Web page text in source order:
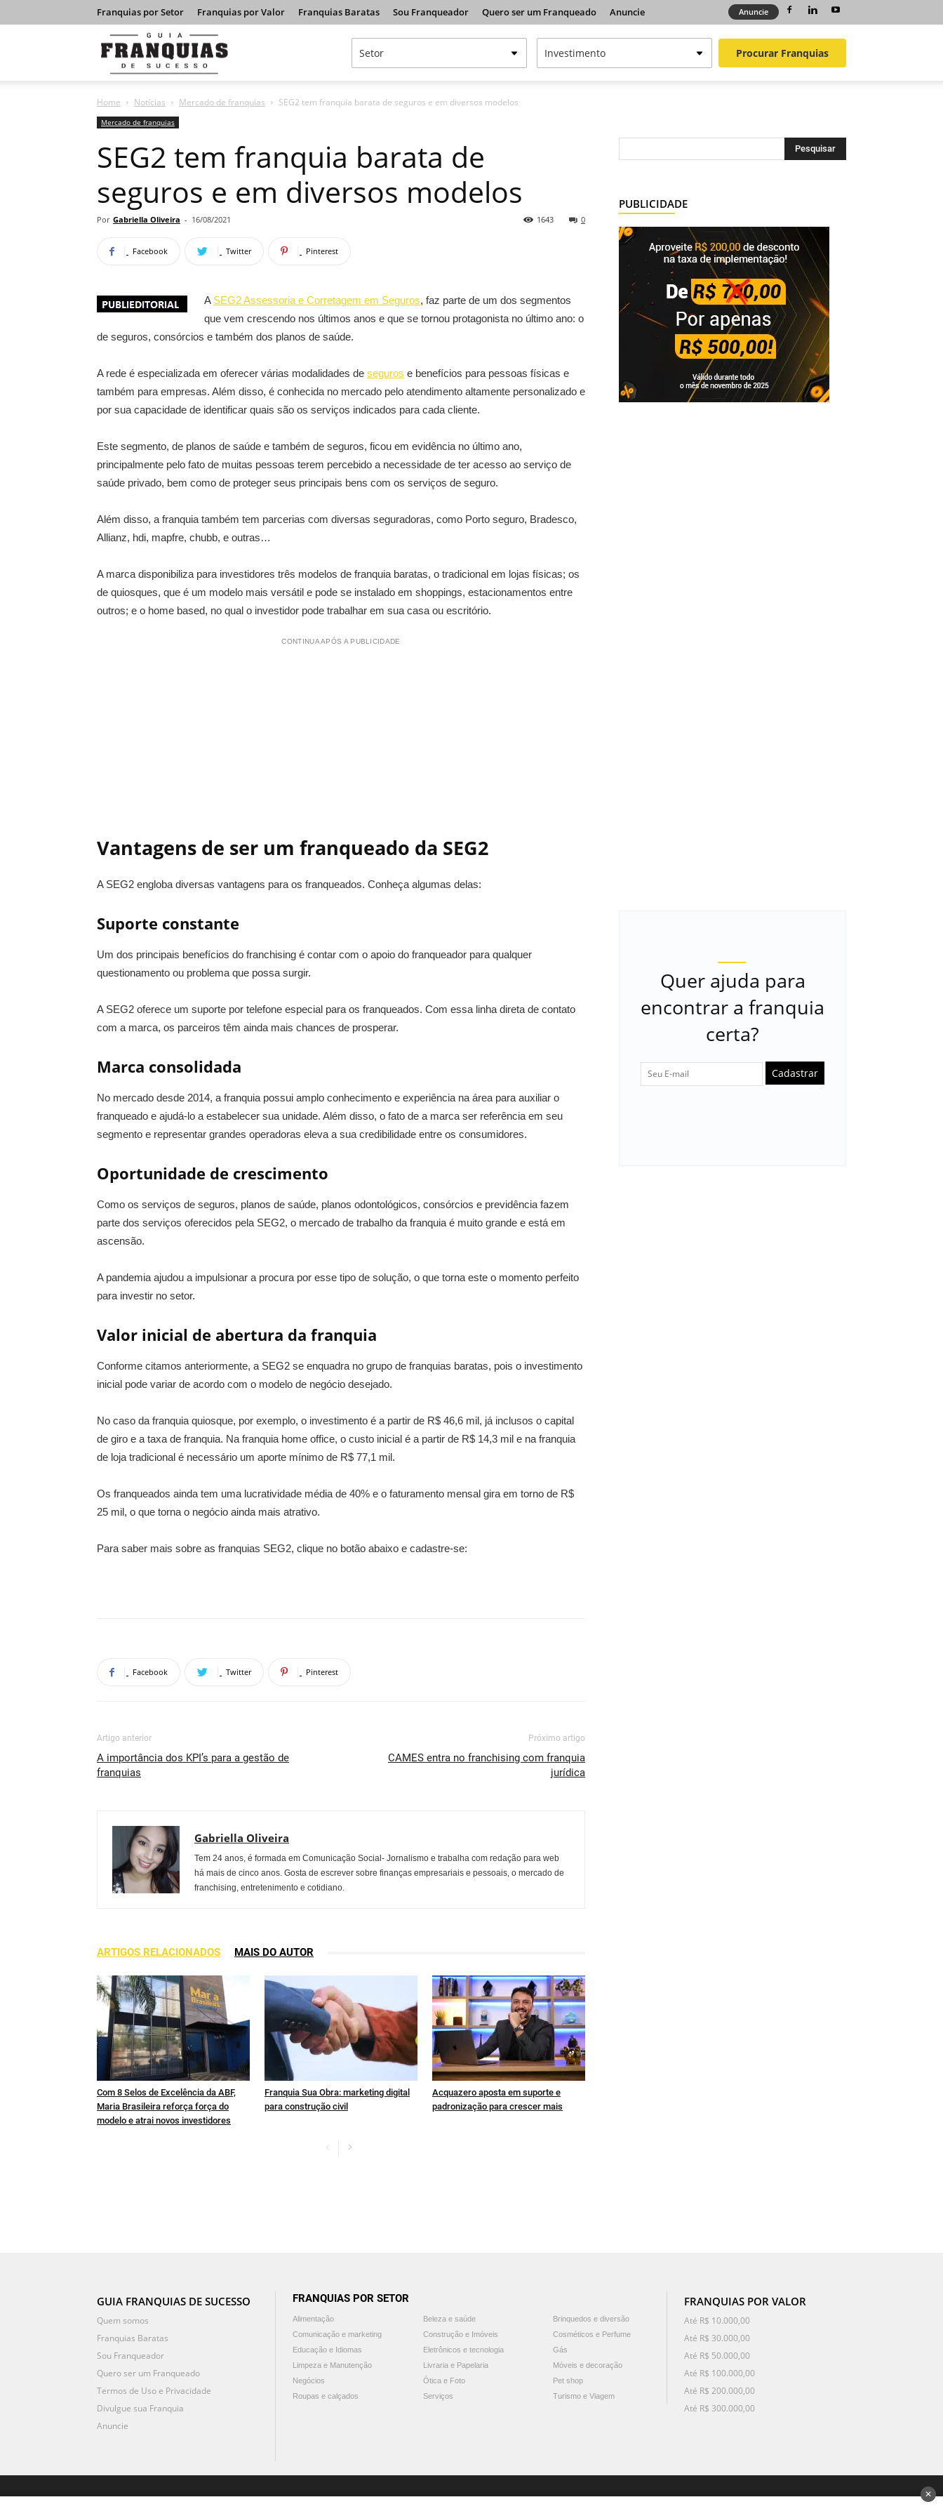
Franquias por Setor Franquias por Valor Franquias Baratas Sou Franqueador Quero ser um Franqueado Anuncie Anuncie
Franquias
Procurar Franquias
Home Notícias Mercado de franquias SEG2 tem franquia barata de seguros e em diversos modelos
Mercado de franquias
SEG2 tem franquia barata de
seguros e em diversos modelos
Por Gabriella Oliveira - 16/08/2021 0
1643
Facebook Twitter Pinterest
A SEG2 Assessoria e Corretagem em Seguros, faz parte de um dos segmentos
que vem crescendo nos últimos anos e que se tornou protagonista no último ano: o
de seguros, consórcios e também dos planos de saúde.
A rede é especializada em oferecer várias modalidades de seguros e benefícios para pessoas físicas e
também para empresas. Além disso, é conhecida no mercado pelo atendimento altamente personalizado e
por sua capacidade de identificar quais são os serviços indicados para cada cliente.
Este segmento, de planos de saúde e também de seguros, ficou em evidência no último ano,
principalmente pelo fato de muitas pessoas terem percebido a necessidade de ter acesso ao serviço de
saúde privado, bem como de proteger seus principais bens com os serviços de seguro.
Além disso, a franquia também tem parcerias com diversas seguradoras, como Porto seguro, Bradesco,
Allianz, hdi, mapfre, chubb, e outras…
A marca disponibiliza para investidores três modelos de franquia baratas, o tradicional em lojas físicas; os
de quiosques, que é um modelo mais versátil e pode se instalado em shoppings, estacionamentos entre
outros; e o home based, no qual o investidor pode trabalhar em sua casa ou escritório.
CONTINUA APÓS A PUBLICIDADE
Vantagens de ser um franqueado da SEG2
A SEG2 engloba diversas vantagens para os franqueados. Conheça algumas delas:
Suporte constante
Um dos principais benefícios do franchising é contar com o apoio do franqueador para qualquer
questionamento ou problema que possa surgir.
A SEG2 oferece um suporte por telefone especial para os franqueados. Com essa linha direta de contato
com a marca, os parceiros têm ainda mais chances de prosperar.
Marca consolidada
No mercado desde 2014, a franquia possui amplo conhecimento e experiência na área para auxiliar o
franqueado e ajudá-lo a estabelecer sua unidade. Além disso, o fato de a marca ser referência em seu
segmento e representar grandes operadoras eleva a sua credibilidade entre os consumidores.
Oportunidade de crescimento
Como os serviços de seguros, planos de saúde, planos odontológicos, consórcios e previdência fazem
parte dos serviços oferecidos pela SEG2, o mercado de trabalho da franquia é muito grande e está em
ascensão.
A pandemia ajudou a impulsionar a procura por esse tipo de solução, o que torna este o momento perfeito
para investir no setor.
Valor inicial de abertura da franquia
Conforme citamos anteriormente, a SEG2 se enquadra no grupo de franquias baratas, pois o investimento
inicial pode variar de acordo com o modelo de negócio desejado.
No caso da franquia quiosque, por exemplo, o investimento é a partir de R$ 46,6 mil, já inclusos o capital
de giro e a taxa de franquia. Na franquia home office, o custo inicial é a partir de R$ 14,3 mil e na franquia
de loja tradicional é necessário um aporte mínimo de R$ 77,1 mil.
Os franqueados ainda tem uma lucratividade média de 40% e o faturamento mensal gira em torno de R$
25 mil, o que torna o negócio ainda mais atrativo.
Para saber mais sobre as franquias SEG2, clique no botão abaixo e cadastre-se:
Facebook Twitter Pinterest
Artigo anterior
A importância dos KPI’s para a gestão de
franquias
Próximo artigo
CAMES entra no franchising com franquia
jurídica
Gabriella Oliveira
Tem 24 anos, é formada em Comunicação Social- Jornalismo e trabalha com redação para web
há mais de cinco anos. Gosta de escrever sobre finanças empresariais e pessoais, o mercado de
franchising, entretenimento e cotidiano.
ARTIGOS RELACIONADOS MAIS DO AUTOR
Com 8 Selos de Excelência da ABF,
Maria Brasileira reforça força do
modelo e atrai novos investidores
Franquia Sua Obra: marketing digital
para construção civil
Acquazero aposta em suporte e
padronização para crescer mais
PUBLICIDADE
Quer ajuda para
encontrar a franquia
certa?
Cadastrar
GUIA FRANQUIAS DE SUCESSO
Quem somos
Franquias Baratas
Sou Franqueador
Quero ser um Franqueado
Termos de Uso e Privacidade
Divulgue sua Franquia
Anuncie
FRANQUIAS POR SETOR
Alimentação Beleza e saúde
Brinquedos e diversão
Comunicação e marketing
Construção e Imóveis
Cosméticos e Perfume
Educação e Idiomas
Eletrônicos e tecnologia
Gás
Limpeza e Manutenção
Livraria e Papelaria
Móveis e decoração
Negócios
Ótica e Foto
Pet shop
Roupas e calçados
Serviços Turismo e Viagem
FRANQUIAS POR VALOR
Até R$ 10.000,00
Até R$ 30.000,00
Até R$ 50.000,00
Até R$ 100.000,00
Até R$ 200.000,00
Até R$ 300.000,00
✕